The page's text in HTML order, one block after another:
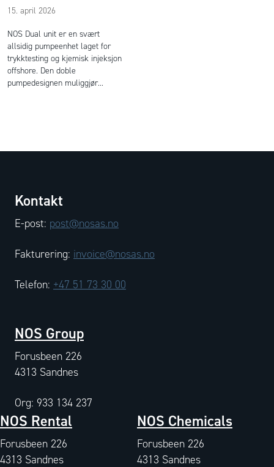
15. april 2026
NOS Dual unit er en svært
allsidig pumpeenhet laget for
trykktesting og kjemisk injeksjon
offshore. Den doble
pumpedesignen muliggjør...
Kontakt
E-post: post@nosas.no
Fakturering: invoice@nosas.no
Telefon: +47 51 73 30 00
NOS Group
Forusbeen 226
4313 Sandnes
Org: 933 134 237
NOS Rental
Forusbeen 226
4313 Sandnes
NOS Chemicals
Forusbeen 226
4313 Sandnes